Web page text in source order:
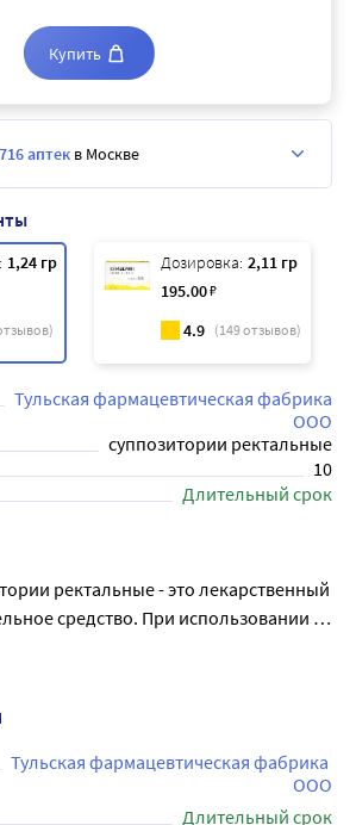
1,24 гр
Дозировка: 2,11 гр
195.00₽
4.9 (149отзывов)
Тульская фармацевтическая фабрика
ООО
суппозитории ректальные
10
Длительный срок
ректальные - это лекарственный
При использовании в
смягчает и смазывает
кишке, оказывает
на слизистую оболочку
стимулируя моторику
процесс дефекации, облегчает
каловых масс. Каждый
Купить
аптек в Москве
Тульская фармацевтическая фабрика
ООО
Длительный срок